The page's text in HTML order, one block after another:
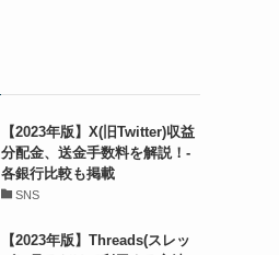
【2023年版】X(旧Twitter)収益
分配金、送金手数料を解説！-
各銀行比較も掲載
SNS
【2023年版】Threads(スレッ